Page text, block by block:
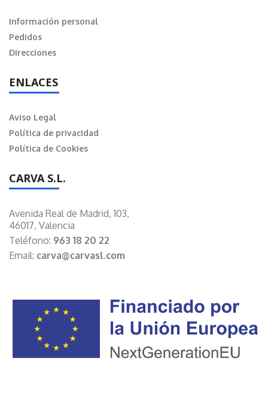
Información personal
Pedidos
Direcciones
ENLACES
Aviso Legal
Política de privacidad
Política de Cookies
CARVA S.L.
Avenida Real de Madrid, 103,
46017, Valencia
Teléfono: 963 18 20 22
Email: carva@carvasl.com